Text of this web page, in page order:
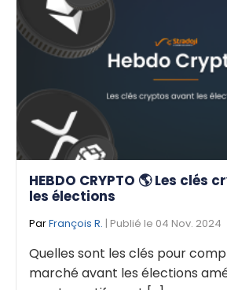
HEBDO CRYPTO 🌎 Les clés
les élections
ParFrançois R. | Publié le 04 Nov. 2024
Quelles sont les clés pour
marché avant les élections